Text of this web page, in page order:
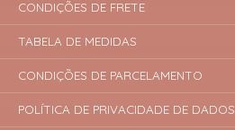
CONDIÇÕES DE FRETE
TABELA DE MEDIDAS
CONDIÇÕES DE PARCELAMENTO
POLÍTICA DE PRIVACIDADE DE DADOS